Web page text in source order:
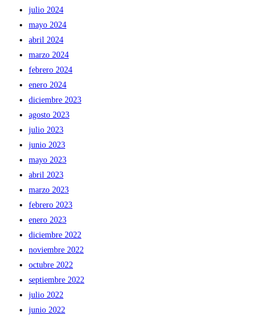
julio 2024
mayo 2024
abril 2024
marzo 2024
febrero 2024
enero 2024
diciembre 2023
agosto 2023
julio 2023
junio 2023
mayo 2023
abril 2023
marzo 2023
febrero 2023
enero 2023
diciembre 2022
noviembre 2022
octubre 2022
septiembre 2022
julio 2022
junio 2022